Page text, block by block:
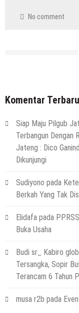
No comment
Komentar Terbaru
Siap Maju Pilgub
Terbangun Dengan
Jateng : Dico
Dikunjungi
Sudiyono pada
Berkah Yang Tak
Elidafa pada
Buka Usaha
Budi sr_ Kabiro
Tersangka, Sopir
Terancam 6 Tahun
musa r2b pada